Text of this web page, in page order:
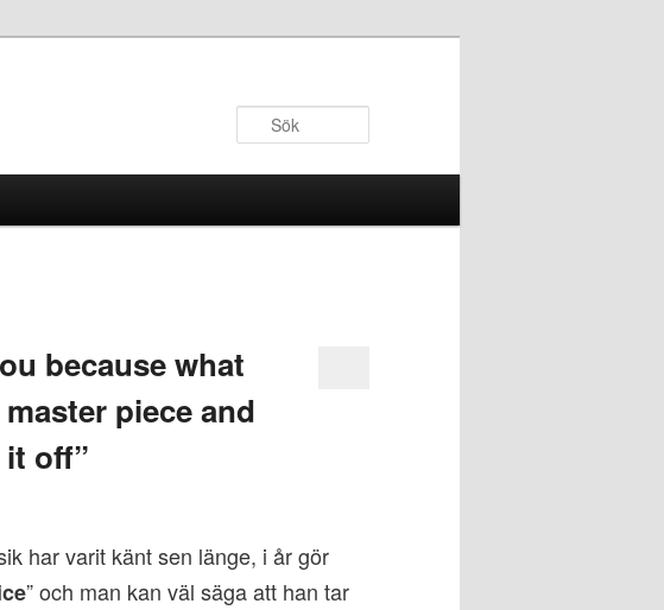
because what
piece and
off”
har varit känt sen länge, i år gör
” och man kan väl säga att han tar